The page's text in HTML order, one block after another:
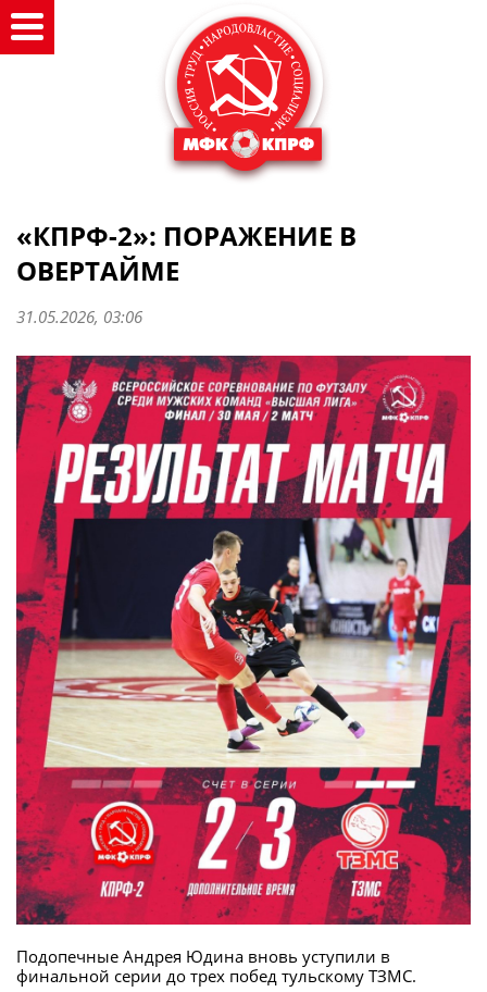
«КПРФ-2»: ПОРАЖЕНИЕ В
ОВЕРТАЙМЕ
31.05.2026, 03:06
Подопечные Андрея Юдина вновь уступили в
финальной серии до трех побед тульскому ТЗМС.